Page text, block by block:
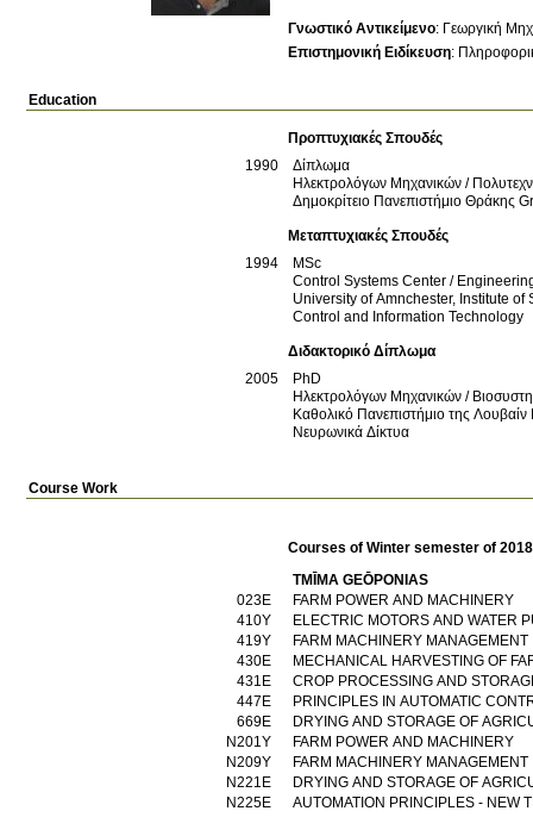
Γνωστικό Αντικείμενο: Γεωργική
Επιστημονική Ειδίκευση:
Education
Προπτυχιακές Σπουδές
1990
Δίπλωμα
Ηλεκτρολόγων Μηχανικών /
Δημοκρίτειο Πανεπιστήμιο Θράκης
Μεταπτυχιακές Σπουδές
1994
MSc
Control Systems Center /
University of Amnchester, Institute
Control and Information Technology
Διδακτορικό Δίπλωμα
2005
PhD
Ηλεκτρολόγων Μηχανικών /
Καθολικό Πανεπιστήμιο της Λουβαίν
Νευρωνικά Δίκτυα
Course Work
Courses of Winter semester of
TMĪMA GEŌPONIAS
023Ε
FARM POWER AND MACHINERY
410Υ
ELECTRIC MOTORS AND WATER
419Υ
FARM MACHINERY MANAGEMENT
430Ε
MECHANICAL HARVESTING OF
431Ε
CROP PROCESSING AND
447Ε
PRINCIPLES IN AUTOMATIC
669Ε
DRYING AND STORAGE OF
Ν201Υ
FARM POWER AND MACHINERY
Ν209Υ
FARM MACHINERY MANAGEMENT
Ν221Ε
DRYING AND STORAGE OF
Ν225Ε
AUTOMATION PRINCIPLES - NEW